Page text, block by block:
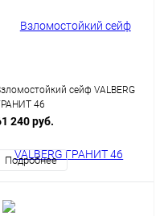
сейф VALBERG
46
240 руб.
Подробнее